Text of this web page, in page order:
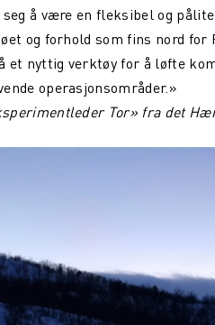
å være en fleksibel og
og forhold som fins nord for
et nyttig verktøy for å løfte
operasjonsområder.»
Tor» fra det